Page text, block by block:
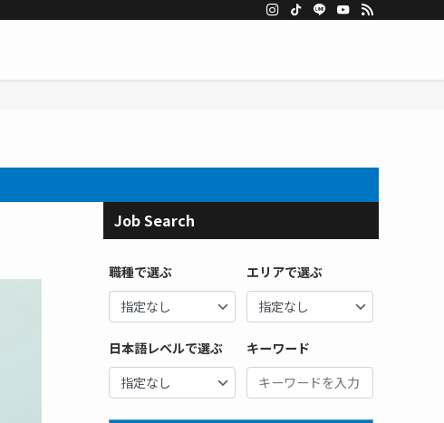
Job Search
職種で選ぶ エリアで選ぶ
日本語レベルで選ぶ キーワード